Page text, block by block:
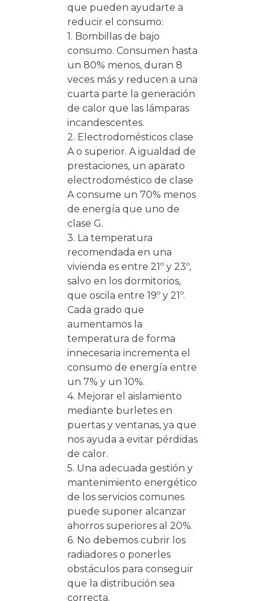
que pueden ayudarte a
reducir el consumo:
1. Bombillas de bajo
consumo. Consumen hasta
un 80% menos, duran 8
veces más y reducen a una
cuarta parte la generación
de calor que las lámparas
incandescentes.
2. Electrodomésticos clase
A o superior. A igualdad de
prestaciones, un aparato
electrodoméstico de clase
A consume un 70% menos
de energía que uno de
clase G.
3. La temperatura
recomendada en una
vivienda es entre 21º y 23º,
salvo en los dormitorios,
que oscila entre 19º y 21º.
Cada grado que
aumentamos la
temperatura de forma
innecesaria incrementa el
consumo de energía entre
un 7% y un 10%.
4. Mejorar el aislamiento
mediante burletes en
puertas y ventanas, ya que
nos ayuda a evitar pérdidas
de calor.
5. Una adecuada gestión y
mantenimiento energético
de los servicios comunes
puede suponer alcanzar
ahorros superiores al 20%.
6. No debemos cubrir los
radiadores o ponerles
obstáculos para conseguir
que la distribución sea
correcta.